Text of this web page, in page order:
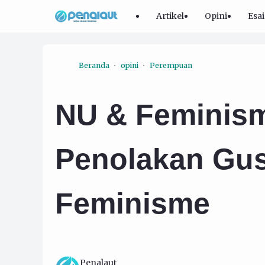
Artikel Opini Esai
Beranda opini Perempuan
NU &
Penolakan
Feminisme
Penalaut